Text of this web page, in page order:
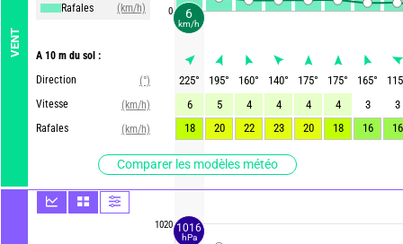
VENT
Rafales
(km/h)
A 10 m du sol :
Direction
(°)
Vitesse
(km/h)
Rafales
(km/h)
Comparer les modèles météo
0
1020
225° 195° 160° 140° 175° 175° 165°
115
6
5 4 4 4 4 3
3
18
20 22 23 20 18 16 16
6
km/h
1016
hPa